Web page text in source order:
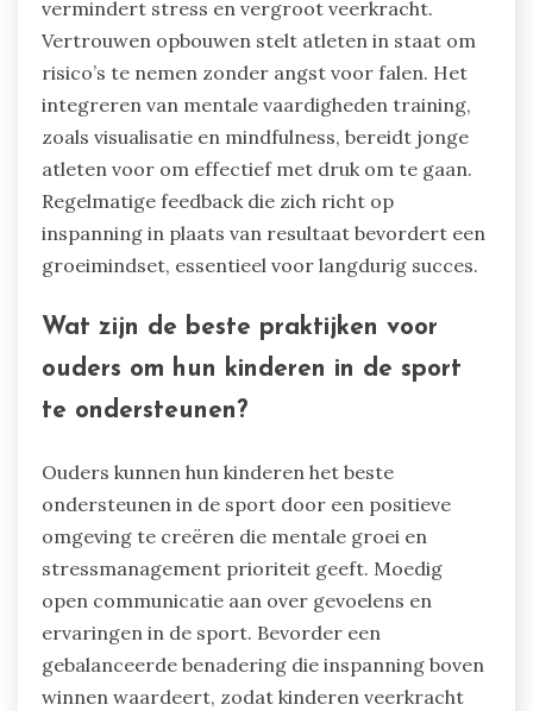
vermindert stress en vergroot veerkracht.
Vertrouwen opbouwen stelt atleten in staat om
risico’s te nemen zonder angst voor falen. Het
integreren van mentale vaardigheden training,
zoals visualisatie en mindfulness, bereidt jonge
atleten voor om effectief met druk om te gaan.
Regelmatige feedback die zich richt op
inspanning in plaats van resultaat bevordert een
groeimindset, essentieel voor langdurig succes.
Wat zijn de beste praktijken voor
ouders om hun kinderen in de sport
te ondersteunen?
Ouders kunnen hun kinderen het beste
ondersteunen in de sport door een positieve
omgeving te creëren die mentale groei en
stressmanagement prioriteit geeft. Moedig
open communicatie aan over gevoelens en
ervaringen in de sport. Bevorder een
gebalanceerde benadering die inspanning boven
winnen waardeert, zodat kinderen veerkracht